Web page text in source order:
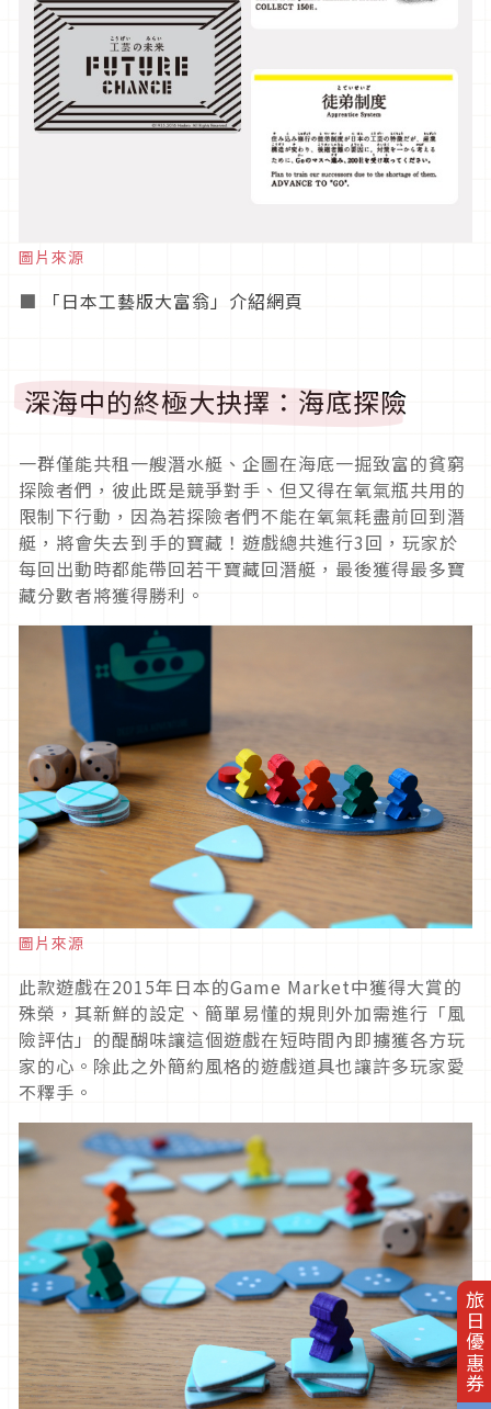
旅日優惠券
圖片來源
■ 「日本工藝版大富翁」介紹網頁
深海中的終極大抉擇：海底探險
一群僅能共租一艘潛水艇、企圖在海底一掘致富的貧窮
探險者們，彼此既是競爭對手、但又得在氧氣瓶共用的
限制下行動，因為若探險者們不能在氧氣耗盡前回到潛
艇，將會失去到手的寶藏！遊戲總共進行3回，玩家於
每回出動時都能帶回若干寶藏回潛艇，最後獲得最多寶
藏分數者將獲得勝利。
圖片來源
此款遊戲在2015年日本的Game Market中獲得大賞的
殊榮，其新鮮的設定、簡單易懂的規則外加需進行「風
險評估」的醍醐味讓這個遊戲在短時間內即擄獲各方玩
家的心。除此之外簡約風格的遊戲道具也讓許多玩家愛
不釋手。